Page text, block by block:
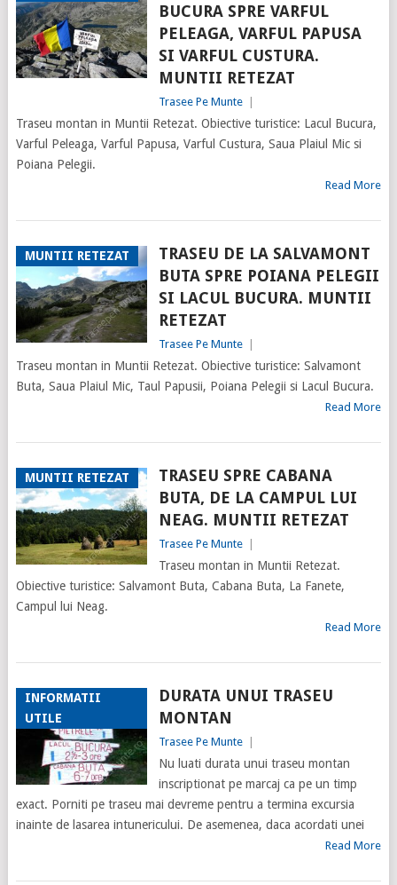
BUCURA SPRE VARFUL
PELEAGA, VARFUL PAPUSA
SI VARFUL CUSTURA.
MUNTII RETEZAT
Trasee Pe Munte
Traseu montan in Muntii Retezat. Obiective turistice: Lacul Bucura,
Varful Peleaga, Varful Papusa, Varful Custura, Saua Plaiul Mic si
Poiana Pelegii.
Read More
MUNTII RETEZAT
TRASEU DE LA SALVAMONT
BUTA SPRE POIANA PELEGII
SI LACUL BUCURA. MUNTII
RETEZAT
Trasee Pe Munte
Traseu montan in Muntii Retezat. Obiective turistice: Salvamont
Buta, Saua Plaiul Mic, Taul Papusii, Poiana Pelegii si Lacul Bucura.
Read More
MUNTII RETEZAT
TRASEU SPRE CABANA
BUTA, DE LA CAMPUL LUI
NEAG. MUNTII RETEZAT
Trasee Pe Munte
Traseu montan in Muntii Retezat.
Obiective turistice: Salvamont Buta, Cabana Buta, La Fanete,
Campul lui Neag.
Read More
INFORMATII
UTILE
DURATA UNUI TRASEU
MONTAN
Trasee Pe Munte
Nu luati durata unui traseu montan
inscriptionat pe marcaj ca pe un timp
exact. Porniti pe traseu mai devreme pentru a termina excursia
inainte de lasarea intunericului. De asemenea, daca acordati unei
Read More